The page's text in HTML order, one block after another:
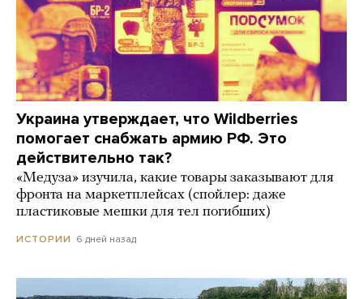
Украина утверждает, что Wildberries
помогает снабжать армию РФ. Это
действительно так?
«Медуза» изучила, какие товары заказывают для
фронта на маркетплейсах (спойлер: даже
пластиковые мешки для тел погибших)
ИСТОРИИ 6 дней назад